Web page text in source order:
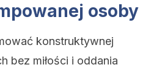
osoby
konstruktywnej
bez miłości i oddania